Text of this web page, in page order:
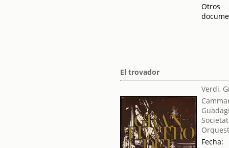
Otros
El trovador
Verdi,
Fecha: